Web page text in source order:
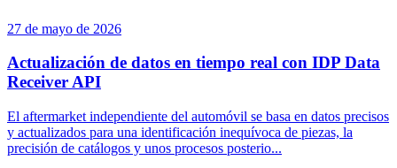
27 de mayo de 2026
Actualización de datos en tiempo real con IDP Data
Receiver API
El aftermarket independiente del automóvil se basa en datos precisos
y actualizados para una identificación inequívoca de piezas, la
precisión de catálogos y unos procesos posterio...